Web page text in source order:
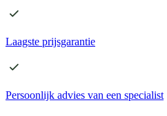
Laagste prijsgarantie
Persoonlijk advies van een specialist